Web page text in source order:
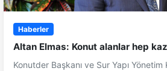
Haberler
Altan Elmas: Konut alanlar hep
Konutder Başkanı ve Sur Yapı Yönetim